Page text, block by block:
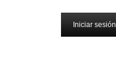
Iniciar sesión